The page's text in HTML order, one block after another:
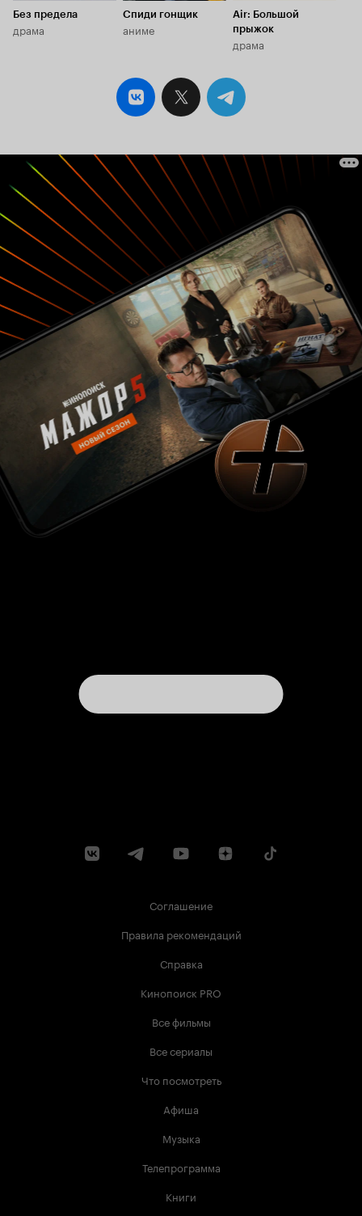
Без предела
драма
Спиди гонщик
аниме
Air: Большой
прыжок
драма
Соглашение
Правила рекомендаций
Справка
Кинопоиск PRO
Все фильмы
Все сериалы
Что посмотреть
Афиша
Музыка
Телепрограмма
Книги